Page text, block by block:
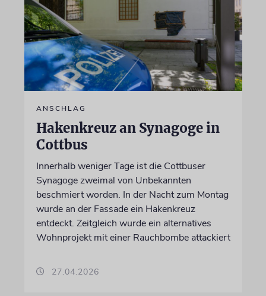
ANSCHLAG
Hakenkreuz an Synagoge in
Cottbus
Innerhalb weniger Tage ist die Cottbuser
Synagoge zweimal von Unbekannten
beschmiert worden. In der Nacht zum Montag
wurde an der Fassade ein Hakenkreuz
entdeckt. Zeitgleich wurde ein alternatives
Wohnprojekt mit einer Rauchbombe attackiert
27.04.2026